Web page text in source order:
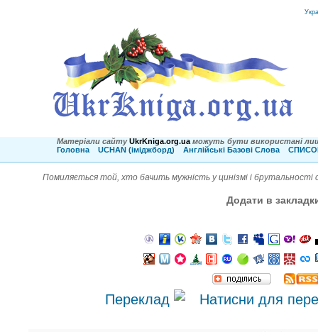
Матеріали сайту UkrKniga.org.ua можуть бути використані
Головна
UCHAN (іміджборд) Англійські Базові Слова
Помиляється той, хто бачить мужність у цинізмі і брутальності
Додати в
Переклад